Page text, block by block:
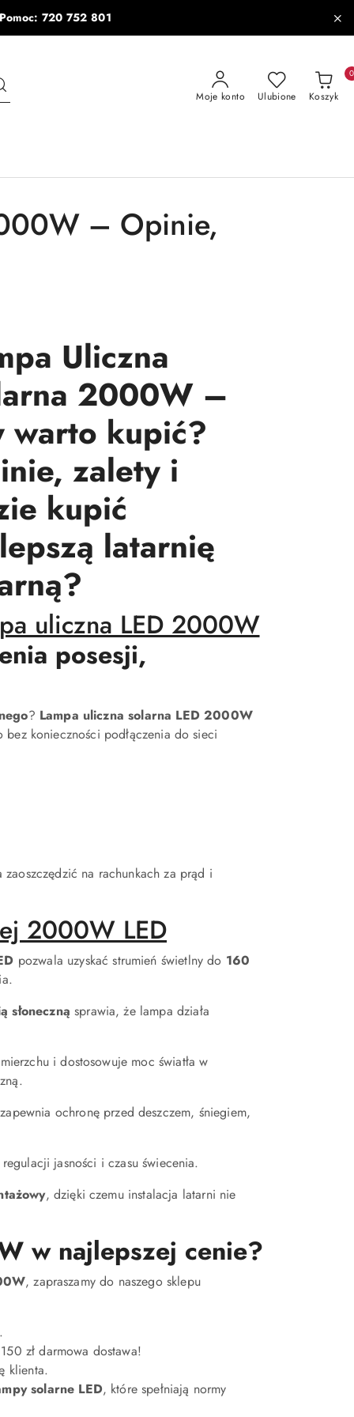
720 752 801
Moje konto Ulubione Koszyk
0
– Opinie,
Uliczna
2000W –
warto kupić?
zalety i
kupić
latarnię
uliczna LED 2000W
posesji,
? Lampa uliczna solarna LED 2000W
konieczności podłączenia do sieci
na rachunkach za prąd i
2000W LED
pozwala uzyskać strumień świetlny do 160
słoneczną sprawia, że lampa działa
i dostosowuje moc światła w
ochronę przed deszczem, śniegiem,
jasności i czasu świecenia.
, dzięki czemu instalacja latarni nie
w najlepszej cenie?
, zapraszamy do naszego sklepu
zł darmowa dostawa!
klienta.
solarne LED, które spełniają normy